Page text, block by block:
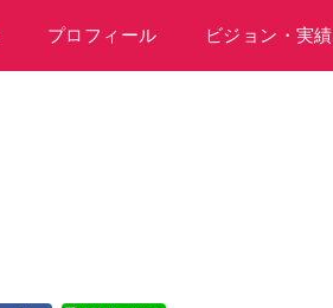
プロフィール ビジョン・実績